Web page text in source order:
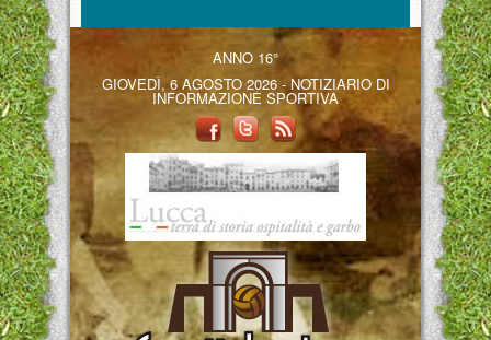
ANNO 16°
GIOVEDÌ, 6 AGOSTO 2026 - NOTIZIARIO DI
INFORMAZIONE SPORTIVA